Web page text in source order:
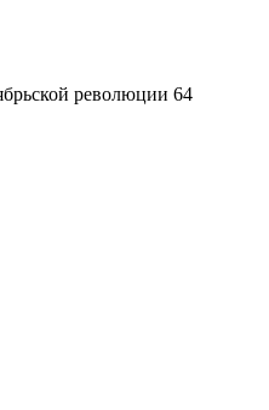
революции 64